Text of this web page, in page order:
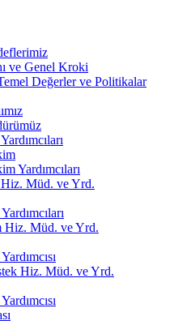
ve Genel Kroki
Değerler ve Politikalar
Yardımcıları
Müd. ve Yrd.
Hiz. Müd. ve Yrd.
Hiz. Müd. ve Yrd.